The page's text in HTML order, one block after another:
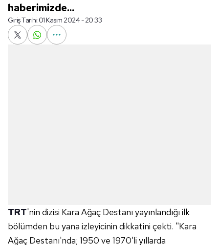
haberimizde...
Giriş Tarihi:01 Kasım 2024 - 20:33
TRT'nin dizisi Kara Ağaç Destanı yayınlandığı ilk
bölümden bu yana izleyicinin dikkatini çekti. "Kara
Ağaç Destanı'nda; 1950 ve 1970'li yıllarda